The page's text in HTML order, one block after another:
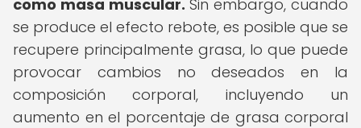
como masa muscular. Sin embargo, cuando
se produce el efecto rebote, es posible que se
recupere principalmente grasa, lo que puede
provocar cambios no deseados en la
composición corporal, incluyendo un
aumento en el porcentaje de grasa corporal